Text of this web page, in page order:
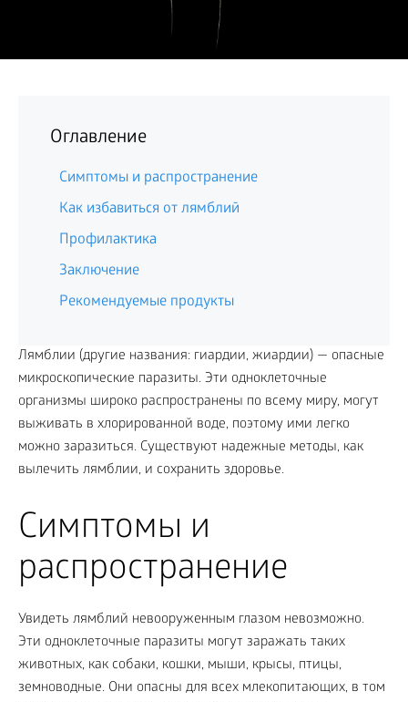
Оглавление
Симптомы и распространение
Как избавиться от лямблий
Профилактика
Заключение
Рекомендуемые продукты
Лямблии (другие названия: гиардии, жиардии) — опасные
микроскопические паразиты. Эти одноклеточные
организмы широко распространены по всему миру, могут
выживать в хлорированной воде, поэтому ими легко
можно заразиться. Существуют надежные методы, как
вылечить лямблии, и сохранить здоровье.
Симптомы и
распространение
Увидеть лямблий невооруженным глазом невозможно.
Эти одноклеточные паразиты могут заражать таких
животных, как собаки, кошки, мыши, крысы, птицы,
земноводные. Они опасны для всех млекопитающих, в том